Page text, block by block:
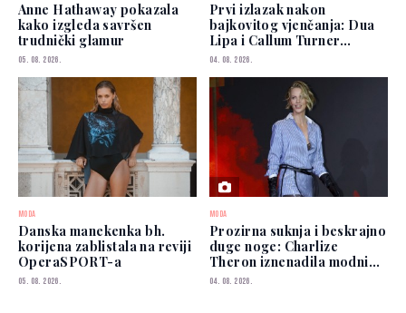
Anne Hathaway pokazala
kako izgleda savršen
trudnički glamur
05. 08. 2026.
Prvi izlazak nakon
bajkovitog vjenčanja: Dua
Lipa i Callum Turner
zablistali u New Yorku
04. 08. 2026.
MODA
Danska manekenka bh.
korijena zablistala na reviji
OperaSPORT-a
05. 08. 2026.
MODA
Prozirna suknja i beskrajno
duge noge: Charlize
Theron iznenadila modnim
izborom
04. 08. 2026.